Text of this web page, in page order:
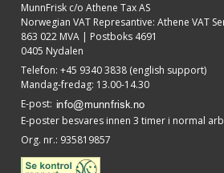
MunnFrisk c/o Athene Tax AS
Norwegian VAT Represantive: Athene VAT
863 022 MVA | Postboks 4691
0405 Nydalen
Telefon: +45 9340 3838 (english support)
Mandag-fredag: 13.00-14.30
E-post:
E-poster besvares innen 3 timer i normal
Org. nr.: 935819857